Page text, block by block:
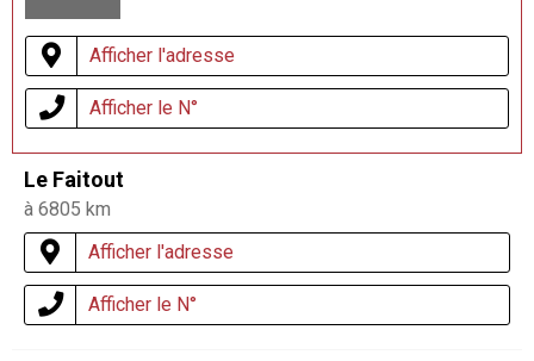
Afficher l'adresse
Afficher le N°
Le Faitout
à 6805 km
Afficher l'adresse
Afficher le N°